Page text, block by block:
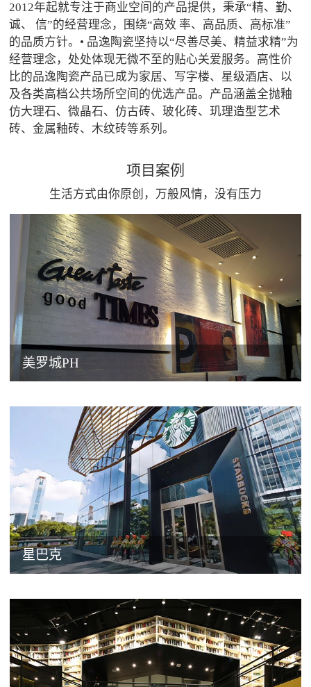
2012年起就专注于商业空间的产品提供，秉承“精、勤、
诚、 信”的经营理念，围绕“高效 率、高品质、高标准”
的品质方针。• 品逸陶瓷坚持以“尽善尽美、精益求精”为
经营理念，处处体现无微不至的贴心关爱服务。高性价
比的品逸陶瓷产品已成为家居、写字楼、星级酒店、以
及各类高档公共场所空间的优选产品。产品涵盖全抛釉
仿大理石、微晶石、仿古砖、玻化砖、玑理造型艺术
砖、金属釉砖、木纹砖等系列。
项目案例
生活方式由你原创，万般风情，没有压力
美罗城PH
星巴克